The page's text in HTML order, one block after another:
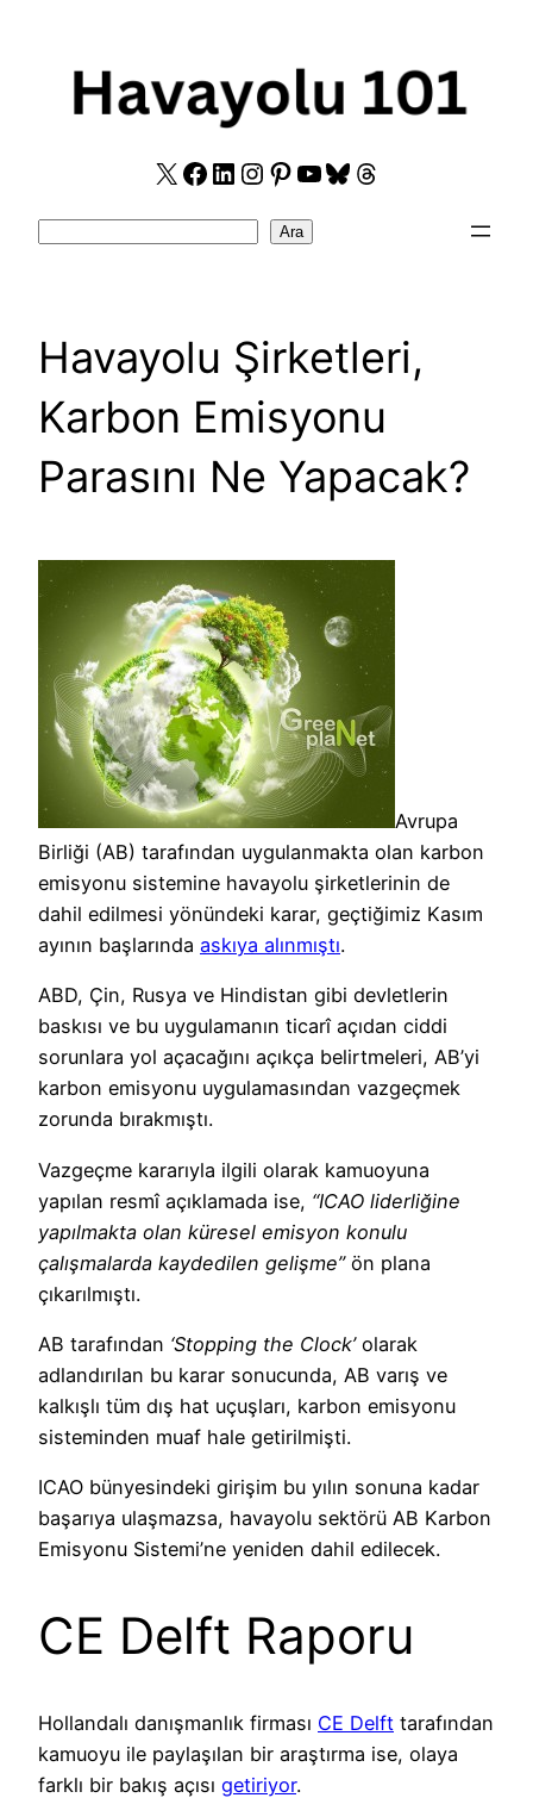
X Facebook
LinkedIn
Instagram
Pinterest
YouTube
Bluesky
Threads
Ara
Havayolu Şirketleri,
Karbon Emisyonu
Parasını Ne Yapacak?
Avrupa
Birliği (AB) tarafından uygulanmakta olan karbon
emisyonu sistemine havayolu şirketlerinin de
dahil edilmesi yönündeki karar, geçtiğimiz Kasım
ayının başlarında askıya alınmıştı.
ABD, Çin, Rusya ve Hindistan gibi devletlerin
baskısı ve bu uygulamanın ticarî açıdan ciddi
sorunlara yol açacağını açıkça belirtmeleri, AB’yi
karbon emisyonu uygulamasından vazgeçmek
zorunda bırakmıştı.
Vazgeçme kararıyla ilgili olarak kamuoyuna
yapılan resmî açıklamada ise, “ICAO liderliğine
yapılmakta olan küresel emisyon konulu
çalışmalarda kaydedilen gelişme”ön plana
çıkarılmıştı.
AB tarafından ‘Stopping the Clock’olarak
adlandırılan bu karar sonucunda, AB varış ve
kalkışlı tüm dış hat uçuşları, karbon emisyonu
sisteminden muaf hale getirilmişti.
ICAO bünyesindeki girişim bu yılın sonuna kadar
başarıya ulaşmazsa, havayolu sektörü AB Karbon
Emisyonu Sistemi’ne yeniden dahil edilecek.
CE Delft Raporu
Hollandalı danışmanlık firması CE Delft tarafından
kamuoyu ile paylaşılan bir araştırma ise, olaya
farklı bir bakış açısı getiriyor.